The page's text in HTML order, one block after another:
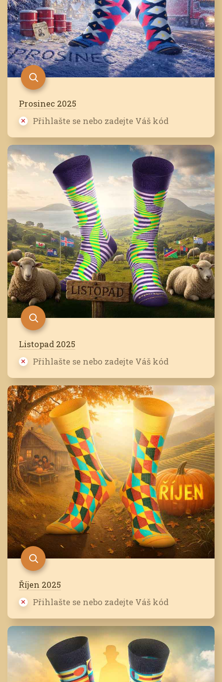
Prosinec 2025
Přihlašte se nebo zadejte Váš kód
Listopad 2025
Přihlašte se nebo zadejte Váš kód
Říjen 2025
Přihlašte se nebo zadejte Váš kód